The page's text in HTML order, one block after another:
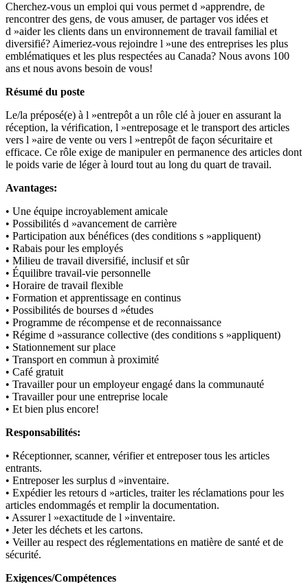
Cherchez-vous un emploi qui vous permet d »apprendre, de
rencontrer des gens, de vous amuser, de partager vos idées et
d »aider les clients dans un environnement de travail familial et
diversifié? Aimeriez-vous rejoindre l »une des entreprises les plus
emblématiques et les plus respectées au Canada? Nous avons 100
ans et nous avons besoin de vous!
Résumé du poste
Le/la préposé(e) à l »entrepôt a un rôle clé à jouer en assurant la
réception, la vérification, l »entreposage et le transport des articles
vers l »aire de vente ou vers l »entrepôt de façon sécuritaire et
efficace. Ce rôle exige de manipuler en permanence des articles dont
le poids varie de léger à lourd tout au long du quart de travail.
Avantages:
• Une équipe incroyablement amicale
• Possibilités d »avancement de carrière
• Participation aux bénéfices (des conditions s »appliquent)
• Rabais pour les employés
• Milieu de travail diversifié, inclusif et sûr
• Équilibre travail-vie personnelle
• Horaire de travail flexible
• Formation et apprentissage en continus
• Possibilités de bourses d »études
• Programme de récompense et de reconnaissance
• Régime d »assurance collective (des conditions s »appliquent)
• Stationnement sur place
• Transport en commun à proximité
• Café gratuit
• Travailler pour un employeur engagé dans la communauté
• Travailler pour une entreprise locale
• Et bien plus encore!
Responsabilités:
• Réceptionner, scanner, vérifier et entreposer tous les articles
entrants.
• Entreposer les surplus d »inventaire.
• Expédier les retours d »articles, traiter les réclamations pour les
articles endommagés et remplir la documentation.
• Assurer l »exactitude de l »inventaire.
• Jeter les déchets et les cartons.
• Veiller au respect des réglementations en matière de santé et de
sécurité.
Exigences/Compétences